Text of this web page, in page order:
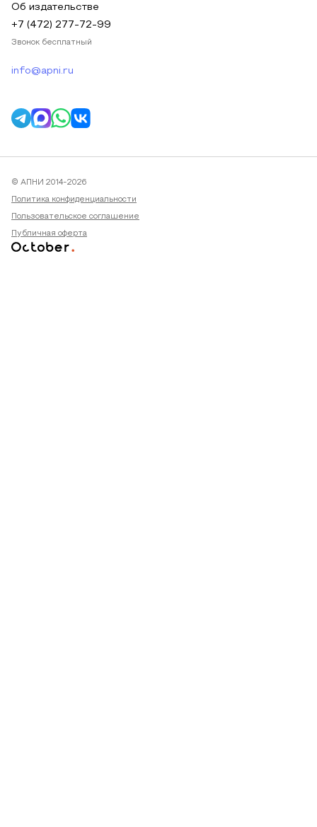
Об издательстве
+7 (472) 277-72-99
Звонок бесплатный
info@apni.ru
© АПНИ 2014-2026
Политика конфиденциальности
Пользовательское соглашение
Публичная оферта